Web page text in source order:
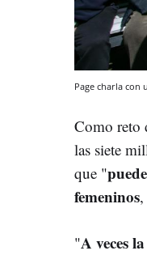
Page charla con
Como reto
las siete
que "
femeninos
"A veces